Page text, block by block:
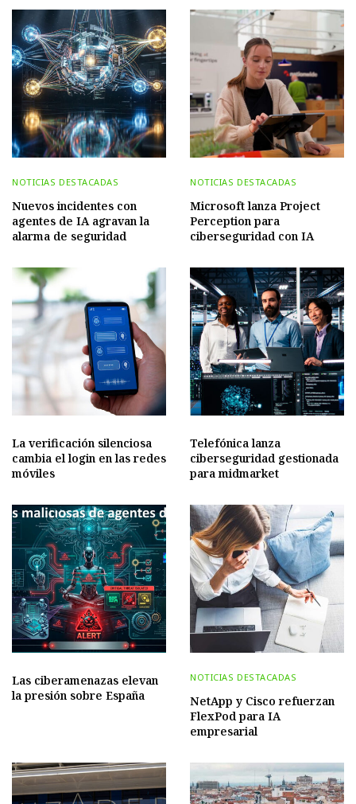
NOTICIAS DESTACADAS
Nuevos incidentes con
agentes de IA agravan la
alarma de seguridad
NOTICIAS DESTACADAS
Microsoft lanza Project
Perception para
ciberseguridad con IA
La verificación silenciosa
cambia el login en las redes
móviles
Telefónica lanza
ciberseguridad gestionada
para midmarket
Las ciberamenazas elevan
la presión sobre España
NOTICIAS DESTACADAS
NetApp y Cisco refuerzan
FlexPod para IA
empresarial